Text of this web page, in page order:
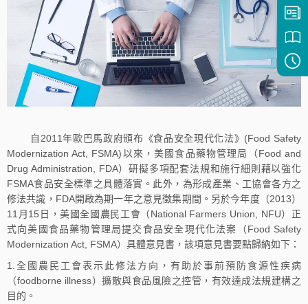
自2011年歐巴馬政府頒布《食品安全現代化法》(Food Safety
Modernization Act, FSMA)以來，美國食品藥物管理局（Food and
Drug Administration, FDA）研擬多項配套法規和施行細則藉以強化
FSMA食品安全標準之具體落實。此外，為形成產業、工協會各方之
修法共識，FDA開啟為期一年之意見徵集期間。另於今年度（2013）
11月15日，美國全國農民工會（National Farmers Union, NFU）正
式向美國食品藥物管理局提交食品安全現代化法案（Food Safety
Modernization Act, FSMA）具體意見書，該項意見書要點歸納如下：
1.全國農民工會表示此修法方向，有助於事前預防食源性疾病
（foodborne illness）擴散與食品風險之控管，有效達成法規建構之
目的。